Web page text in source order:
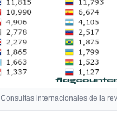
Consultas internacionales de la